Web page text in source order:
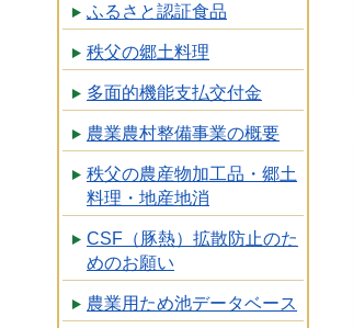
ふるさと認証食品
秩父の郷土料理
多面的機能支払交付金
農業農村整備事業の概要
秩父の農産物加工品・郷土
料理・地産地消
CSF（豚熱）拡散防止のた
めのお願い
農業用ため池データベース